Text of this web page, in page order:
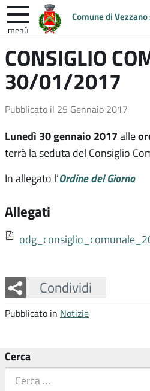
Comune di
menù
nel
sito
ENTRA IN COMUNE
UNIONE COLLINE
CONSIGLIO
30/01/2017
Pubblicato il 25 Gennaio 2017
Lunedì 30 gennaio 2017 alle
terrà la seduta del Consiglio
In allegato l’Ordine del Giorno
Allegati
Condividi
Facebook
Twitter
Whatsapp
Pubblicato in Notizie
Cerca